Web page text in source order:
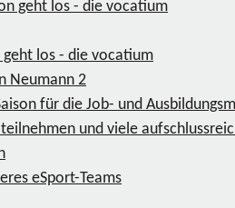
geht los - die vocatium
Neumann 2
für die Job- und
und viele